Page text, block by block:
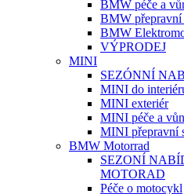
BMW péče a
BMW přepravní
BMW
VÝPRODEJ
MINI
SEZÓNNÍ
MINI do
MINI exteriér
MINI péče a
MINI přepravní
BMW Motorrad
SEZONÍ
MOTORAD
Péče o motocykl